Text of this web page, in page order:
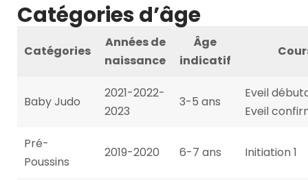
Catégories d’âge
Catégories
Années de
naissance
Âge
indicatif
Baby Judo
2021-2022-
2023
3-5 ans
Eveil
Eveil
Pré-
Poussins
2019-2020 6-7 ans Initiation 1